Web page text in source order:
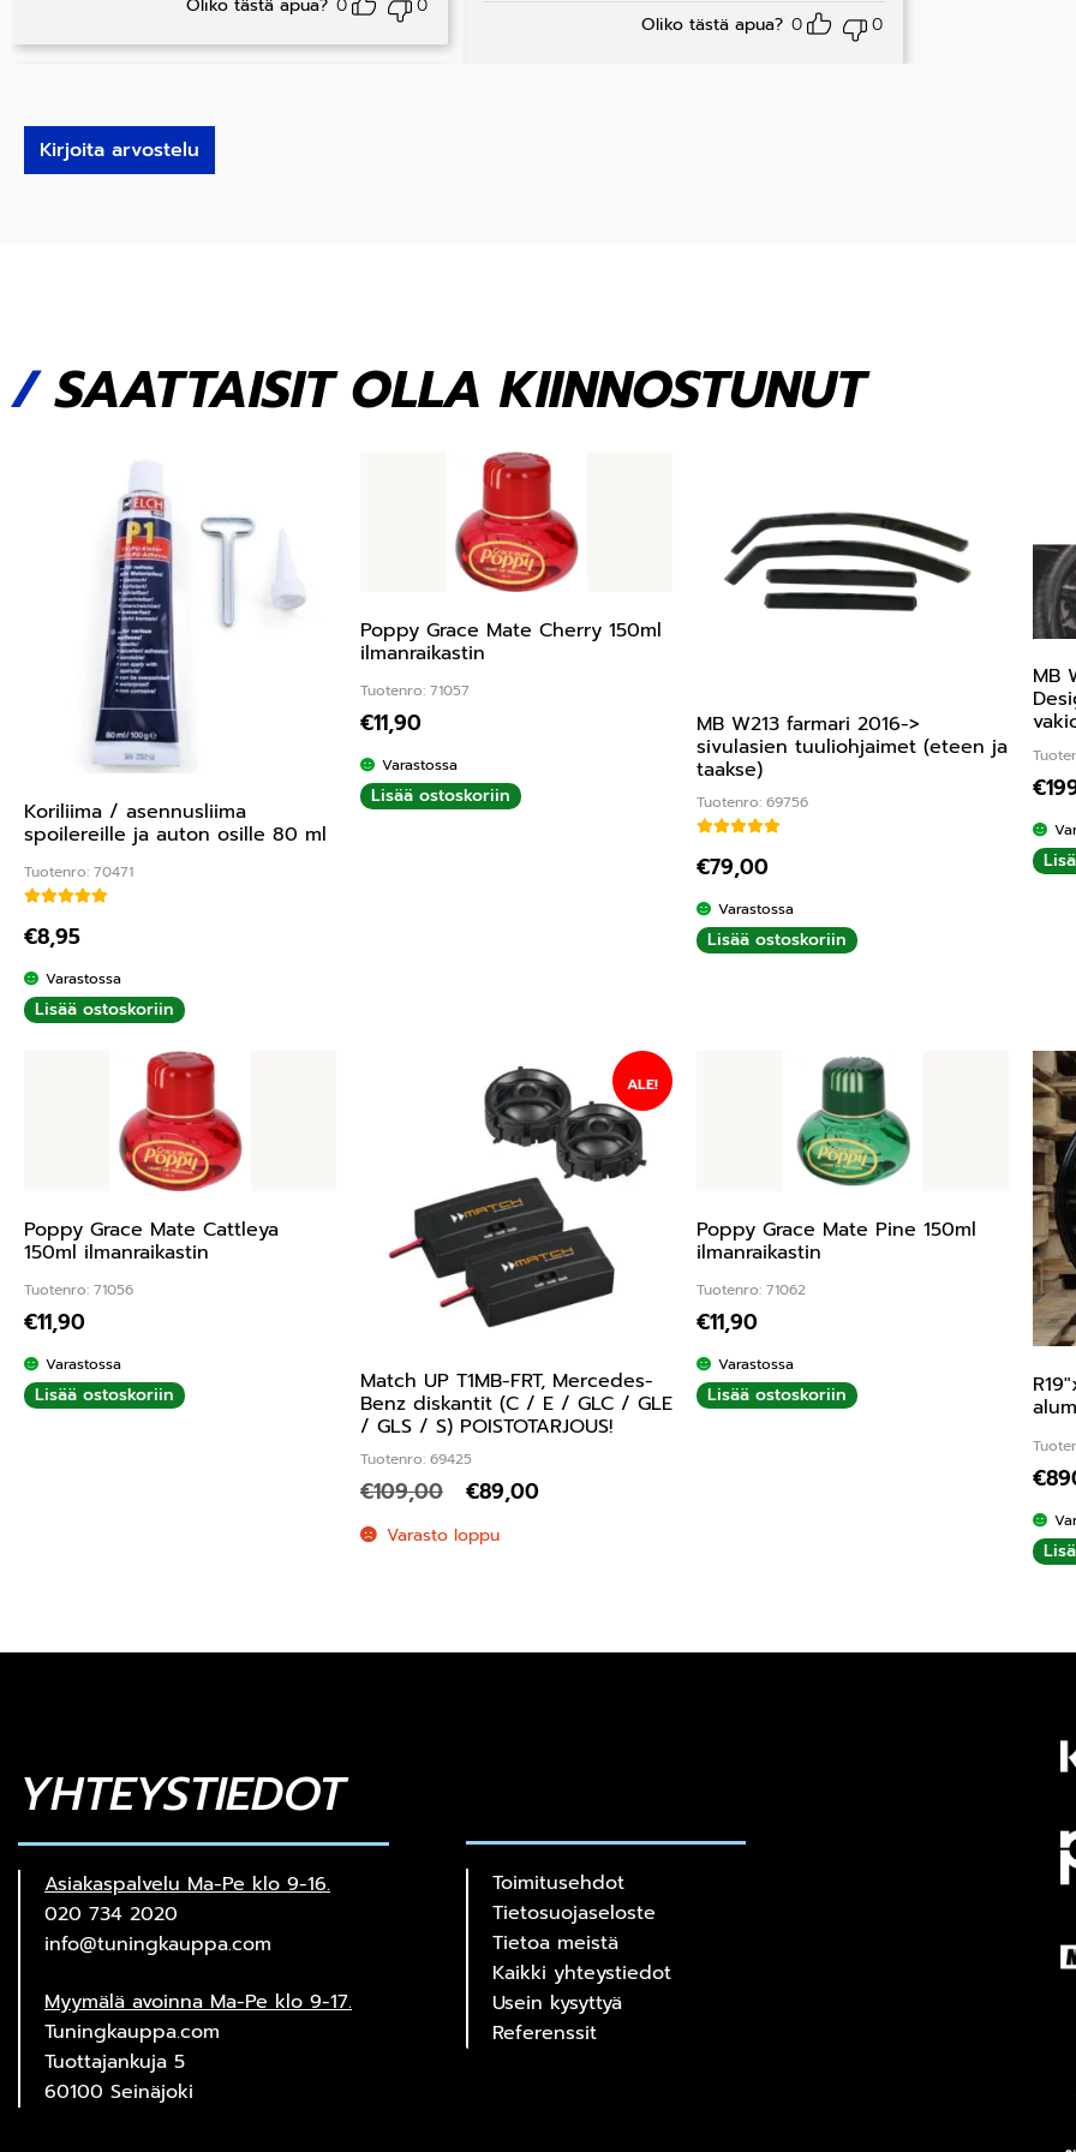
Oliko tästä apua? 0 0
Oliko tästä apua? 0 0
Kirjoita arvostelu
/SAATTAISIT OLLA KIINNOSTUNUT
Koriliima / asennusliima
spoilereille ja auton osille 80 ml
Tuotenro: 70471
€8,95
Varastossa
Lisää ostoskoriin
Poppy Grace Mate Cherry 150ml
ilmanraikastin
Tuotenro: 71057
€11,90
Varastossa
Lisää ostoskoriin
MB W213 farmari 2016->
sivulasien tuuliohjaimet (eteen ja
taakse)
Tuotenro: 69756
€79,00
Varastossa
Lisää ostoskoriin
MB
€
Poppy Grace Mate Cattleya
150ml ilmanraikastin
Tuotenro: 71056
€11,90
Varastossa
Lisää ostoskoriin
Match UP T1MB-FRT, Mercedes-
Benz diskantit (C / E / GLC / GLE
/ GLS / S) POISTOTARJOUS!
Tuotenro: 69425
ALE!
€109,00 €89,00
Varasto loppu
Poppy Grace Mate Pine 150ml
ilmanraikastin
Tuotenro: 71062
€11,90
Varastossa
Lisää ostoskoriin
€
YHTEYSTIEDOT
Asiakaspalvelu Ma-Pe klo 9-16.
020 734 2020
info@tuningkauppa.com
Myymälä avoinna Ma-Pe klo 9-17.
Tuningkauppa.com
Tuottajankuja 5
60100 Seinäjoki
Toimitusehdot
Tietosuojaseloste
Tietoa meistä
Kaikki yhteystiedot
Usein kysyttyä
Referenssit